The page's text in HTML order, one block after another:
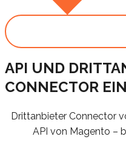
API UND
CONNECTOR
Drittanbieter Connector
API von Magento –